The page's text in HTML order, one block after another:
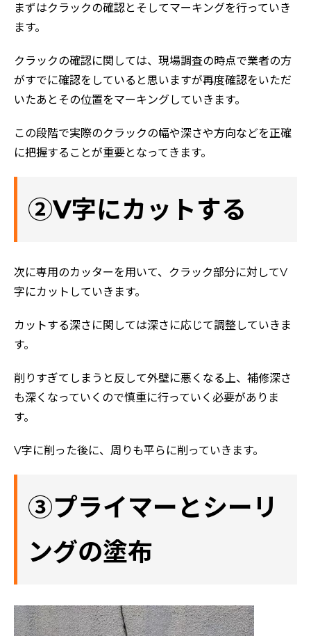
まずはクラックの確認とそしてマーキングを行っていき
ます。
クラックの確認に関しては、現場調査の時点で業者の方
がすでに確認をしていると思いますが再度確認をいただ
いたあとその位置をマーキングしていきます。
この段階で実際のクラックの幅や深さや方向などを正確
に把握することが重要となってきます。
②V字にカットする
次に専用のカッターを用いて、クラック部分に対してV
字にカットしていきます。
カットする深さに関しては深さに応じて調整していきま
す。
削りすぎてしまうと反して外壁に悪くなる上、補修深さ
も深くなっていくので慎重に行っていく必要がありま
す。
V字に削った後に、周りも平らに削っていきます。
③プライマーとシーリ
ングの塗布